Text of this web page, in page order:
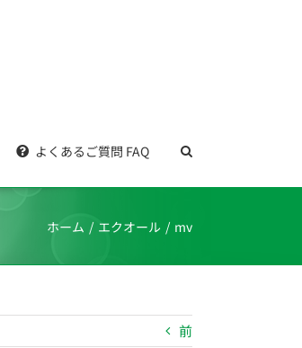
よくあるご質問 FAQ
ホーム エクオール mv
前